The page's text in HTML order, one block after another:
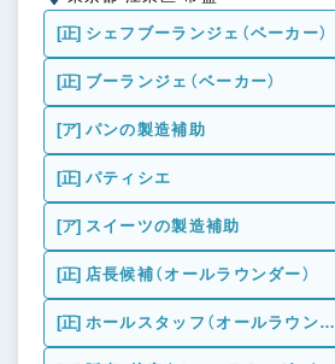
[正] シェフブーランジェ（ベーカー）
[正] ブーランジェ（ベーカー）
[ア] パンの製造補助
[正] パティシエ
[ア] スイーツの製造補助
[正] 店長候補（オールラウンダー）
[正] ホールスタッフ（オールラウンダ
ー）